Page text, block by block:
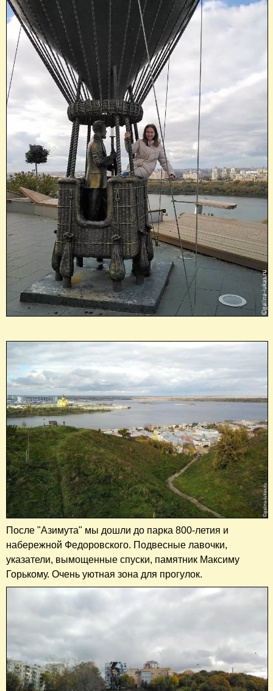
После "Азимута" мы дошли до парка 800-летия и
набережной Федоровского. Подвесные лавочки,
указатели, вымощенные спуски, памятник Максиму
Горькому. Очень уютная зона для прогулок.